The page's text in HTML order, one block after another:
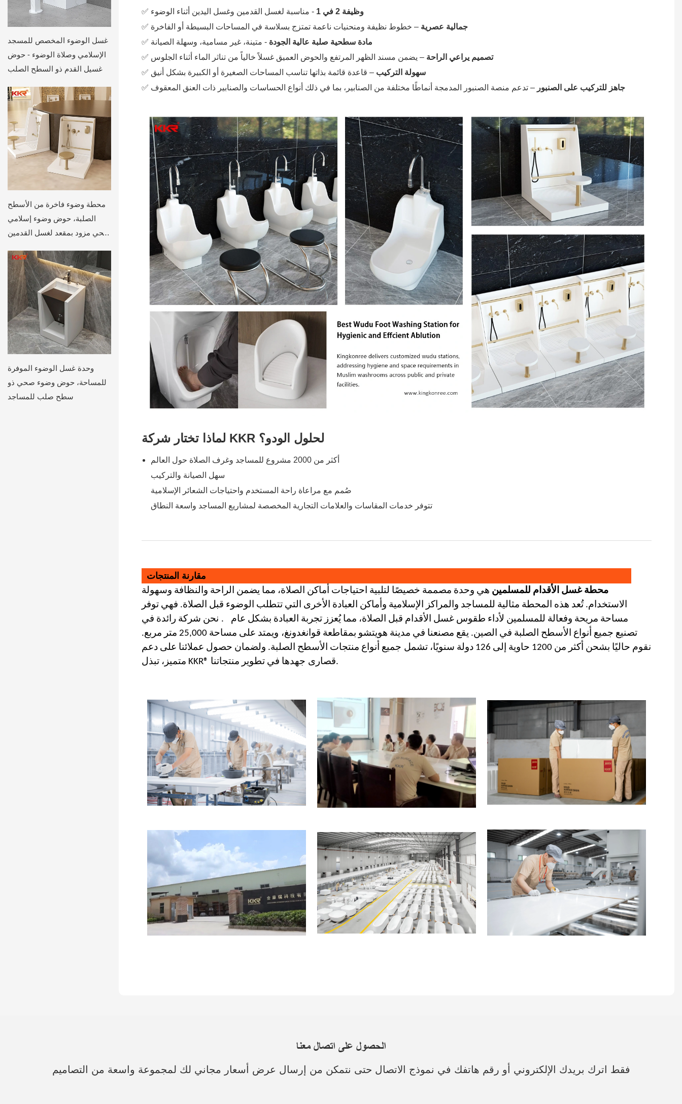
غسل الوضوء المخصص للمسجد
الإسلامي وصلاة الوضوء - حوض
غسيل القدم ذو السطح الصلب
محطة وضوء فاخرة من الأسطح
الصلبة، حوض وضوء إسلامي
صحي مزود بمقعد لغسل القدمين
من أجل وضوء فعال
وحدة غسل الوضوء الموفرة
للمساحة، حوض وضوء صحي ذو
سطح صلب للمساجد
✅ وظيفة 2 في 1
- مناسبة لغسل القدمين وغسل اليدين أثناء الوضوء
✅
جمالية عصرية – خطوط نظيفة ومنحنيات ناعمة تمتزج بسلاسة في المساحات البسيطة أو الفاخرة
✅
مادة سطحية صلبة عالية الجودة - متينة، غير مسامية، وسهلة الصيانة
✅
تصميم يراعي الراحة – يضمن مسند الظهر المرتفع والحوض العميق غسلاً خالياً من تناثر الماء أثناء الجلوس
✅
سهولة التركيب – قاعدة قائمة بذاتها تناسب المساحات الصغيرة أو الكبيرة بشكل أنيق
✅
جاهز للتركيب على الصنبور – تدعم منصة الصنبور المدمجة أنماطًا مختلفة من الصنابير، بما في ذلك أنواع الحساسات والصنابير ذات العنق المعقوف
لماذا تختار شركة KKR لحلول الودو؟
أكثر من 2000 مشروع للمساجد وغرف الصلاة حول العالم
سهل الصيانة والتركيب
صُمم مع مراعاة راحة المستخدم واحتياجات الشعائر الإسلامية
تتوفر خدمات المقاسات والعلامات التجارية المخصصة لمشاريع المساجد واسعة النطاق
مقارنة المنتجات
محطة غسل الأقدام للمسلمين هي وحدة مصممة خصيصًا لتلبية احتياجات أماكن الصلاة، مما يضمن الراحة والنظافة وسهولة
الاستخدام. تُعد هذه المحطة مثالية للمساجد والمراكز الإسلامية وأماكن العبادة الأخرى التي تتطلب الوضوء قبل الصلاة. فهي توفر
مساحة مريحة وفعالة للمسلمين لأداء طقوس غسل الأقدام قبل الصلاة، مما يُعزز تجربة العبادة بشكل عام
. نحن شركة رائدة في
تصنيع جميع أنواع الأسطح الصلبة في الصين. يقع مصنعنا في مدينة هويتشو بمقاطعة قوانغدونغ،
ويمتد على مساحة 25,000 متر مربع.
نقوم حاليًا بشحن أكثر من 1200 حاوية إلى 126 دولة سنويًا، تشمل
جميع أنواع منتجات الأسطح الصلبة. ولضمان حصول عملائنا على دعم
متميز، تبذل KKR® قصارىجهدها في تطوير منتجاتنا.
الحصول على اتصال معنا
فقط اترك بريدك الإلكتروني أو رقم هاتفك في نموذج الاتصال حتى نتمكن من إرسال عرض أسعار مجاني لك لمجموعة واسعة من التصاميم